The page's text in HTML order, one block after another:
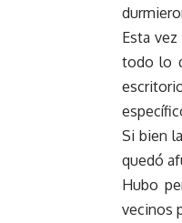
Esta
todo lo
Si bien
quedó
Hubo
vecinos